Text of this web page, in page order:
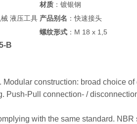
材质 ：镀银钢
械 液压工具 产品别名 ：快速接头
螺纹形式 ：M 18 x 1,5
B
construction: broad choice
Push-Pull connection- /
with the same standard.